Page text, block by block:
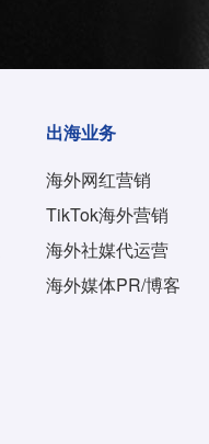
出海业务
海外网红营销
TikTok海外营销
海外社媒代运营
海外媒体PR/博客